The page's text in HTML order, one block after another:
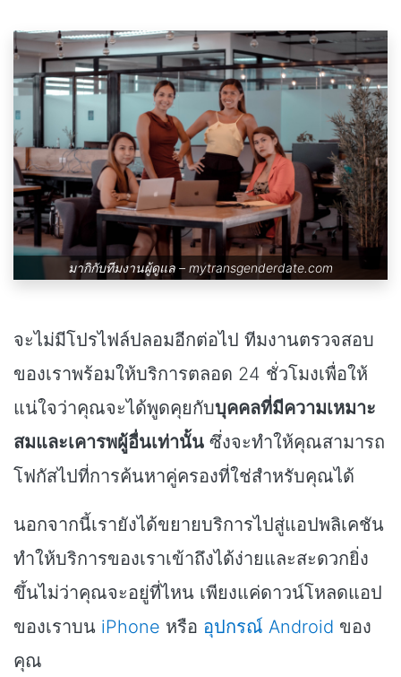
มากิกับทีมงานผู้ดูแล – mytransgenderdate.com
จะไม่มีโปรไฟล์ปลอมอีกต่อไป ทีมงานตรวจสอบ
ของเราพร้อมให้บริการตลอด 24 ชั่วโมงเพื่อให้
แน่ใจว่าคุณจะได้พูดคุยกับบุคคลที่มีความเหมาะ
สมและเคารพผู้อื่นเท่านั้น ซึ่งจะทำให้คุณสามารถ
โฟกัสไปที่การค้นหาคู่ครองที่ใช่สำหรับคุณได้
นอกจากนี้เรายังได้ขยายบริการไปสู่แอปพลิเคชัน
ทำให้บริการของเราเข้าถึงได้ง่ายและสะดวกยิ่ง
ขึ้นไม่ว่าคุณจะอยู่ที่ไหน เพียงแค่ดาวน์โหลดแอป
ของเราบน iPhone หรือ อุปกรณ์ Android ของ
คุณ